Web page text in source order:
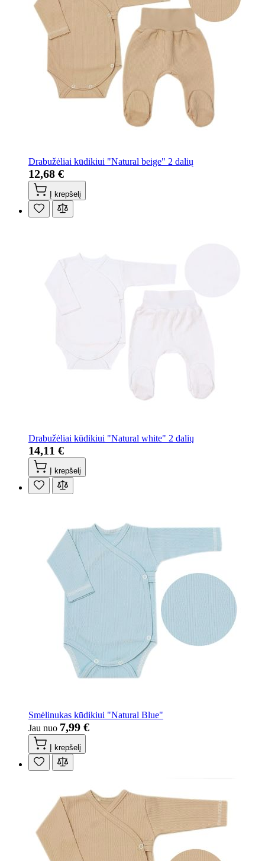
Drabužėliai kūdikiui "Natural beige" 2 dalių
12,68 €
Į krepšelį
Drabužėliai kūdikiui "Natural white" 2 dalių
14,11 €
Į krepšelį
Smėlinukas kūdikiui "Natural Blue"
Jau nuo 7,99 €
Į krepšelį